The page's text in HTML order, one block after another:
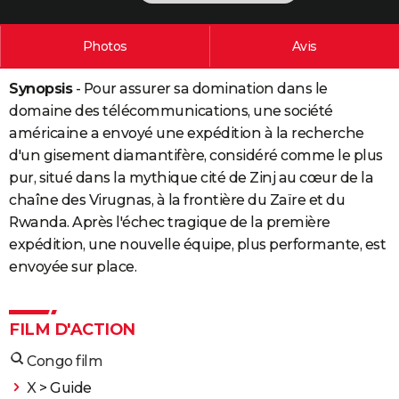
PHOTO
BONS PLANS
CARTE DE VOEUX
Carte de Noël
Carte Bonne année
Carte Saint-Valentin
Carte Pâques
Carte d'anniversaire
DICTIONNAIRE
Dictionnaire
Biographies
Citations
Expressions
Proverbes
PROGRAMME TV
COPAINS D'AVANT
S'inscrire
Se connecter
Lycées
Collèges
Primaires
Universités
Entreprises
Service militaire
Avis de recherche
AVIS DE DÉCÈS
FORUM
Photos Avis
Synopsis- Pour assurer sa domination dans le
domaine des télécommunications, une société
américaine a envoyé une expédition à la recherche
d'un gisement diamantifère, considéré comme le plus
pur, situé dans la mythique cité de Zinj au cœur de la
chaîne des Virugnas, à la frontière du Zaïre et du
Rwanda. Après l'échec tragique de la première
expédition, une nouvelle équipe, plus performante, est
envoyée sur place.
FILM D'ACTION
Congo film
X> Guide